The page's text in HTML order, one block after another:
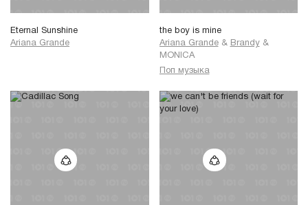
Eternal Sunshine
Ariana Grande
the boy is mine
Ariana Grande & Brandy &
MONICA
Поп музыка